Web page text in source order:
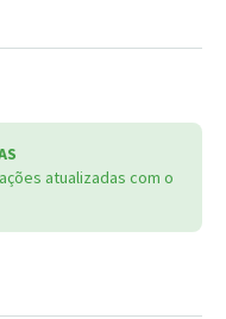
atualizadas com o